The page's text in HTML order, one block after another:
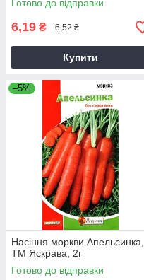
Готово до відправки
6,19 ₴ 6,52 ₴
Купити
–5%
Насіння моркви Апельсинка,
ТМ Яскрава, 2г
Готово до відправки